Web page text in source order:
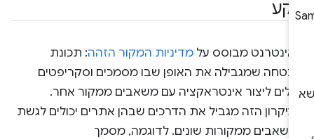
מבוסס על מדיניות המקור הזהה: תכונת
שמגבילה את האופן שבו מסמכים וסקריפטים
ליצור אינטראקציה עם משאבים ממקור אחר.
הזה מגביל את הדרכים שבהן אתרים יכולים לגשת
ממקורות שונים. לדוגמה, מסמך